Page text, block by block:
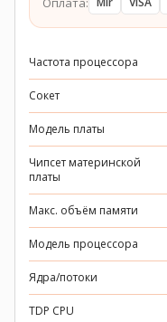
Частота процессора
Сокет
Модель платы
Чипсет материнской
платы
Макс. объём памяти
Модель процессора
Ядра/потоки
TDP CPU